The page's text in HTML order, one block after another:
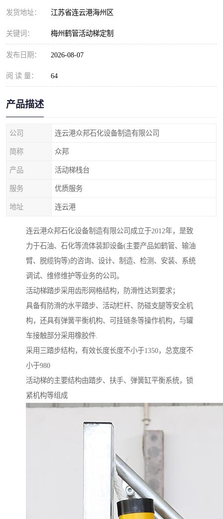
发货地址： 江苏省连云港海州区
关键词： 梅州鹤管活动梯定制
发布日期： 2026-08-07
阅 读 量： 64
产品描述
公司 连云港众邦石化设备制造有限公司
简称 众邦
产品 活动梯栈台
服务 优质服务
地址 连云港
连云港众邦石化设备制造有限公司成立于2012年，是致
力于石油、石化等流体装卸设备(主要产品如鹤管、输油
臂、脱缆钩等)的咨询、设计、制造、检测、安装、系统
调试、维修维护等业务的公司。
活动梯踏步采用齿形网格结构，防滑性达到要求；
具备有防滑的水平踏步、活动栏杆、防碰支腿等安全机
构，还具有弹簧平衡机构、可挂链条等操作机构，与罐
车接触部分采用橡胶件.
采用三踏步结构，有效长度长度不小于1350，总宽度不
小于980
活动梯的主要结构由踏步、扶手、弹簧缸平衡系统，锁
紧机构等组成